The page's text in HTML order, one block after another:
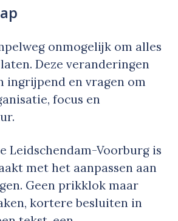
onmogelijk om alles
Deze veranderingen
ingrijpend en vragen om
focus en
Leidschendam-Voorburg is
met het aanpassen aan
Geen prikklok maar
kortere besluiten in